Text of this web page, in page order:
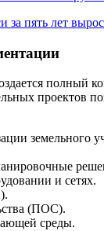
за пять лет
полный
проектов
земельного
и сетях.
(ПОС).
среды.